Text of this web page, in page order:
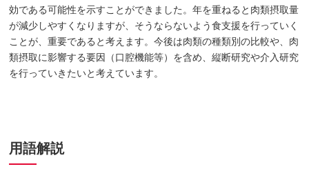
効である可能性を示すことができました。年を重ねると肉類摂取量
が減少しやすくなりますが、そうならないよう食支援を行っていく
ことが、重要であると考えます。今後は肉類の種類別の比較や、肉
類摂取に影響する要因（口腔機能等）を含め、縦断研究や介入研究
を行っていきたいと考えています。
用語解説